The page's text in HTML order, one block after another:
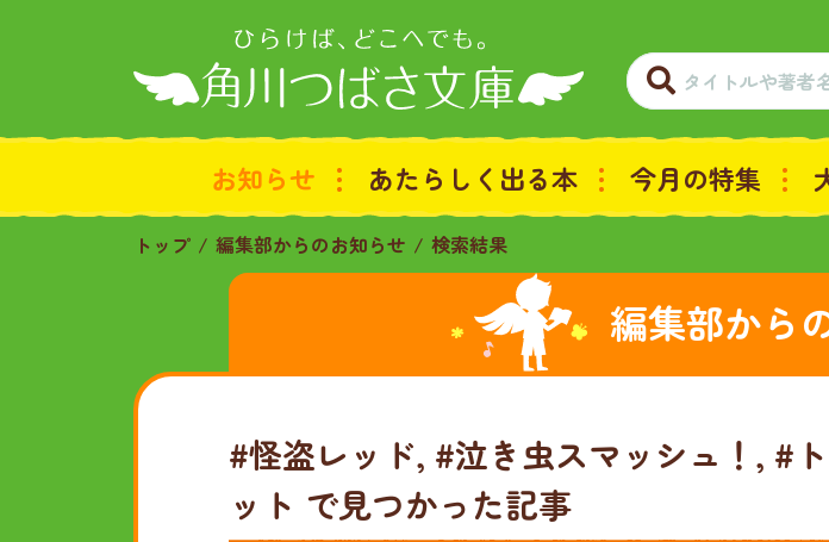
お知らせ あたらしく出る本 今月の特集
トップ 編集部からのお知らせ 検索結果
編集部から
#怪盗レッド, #泣き虫スマッシュ！, #
ット で見つかった記事